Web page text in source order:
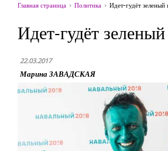
Главная страница Политика Идет-гудёт
Идет-гудёт
22.03.2017
Марина ЗАВАДСКАЯ